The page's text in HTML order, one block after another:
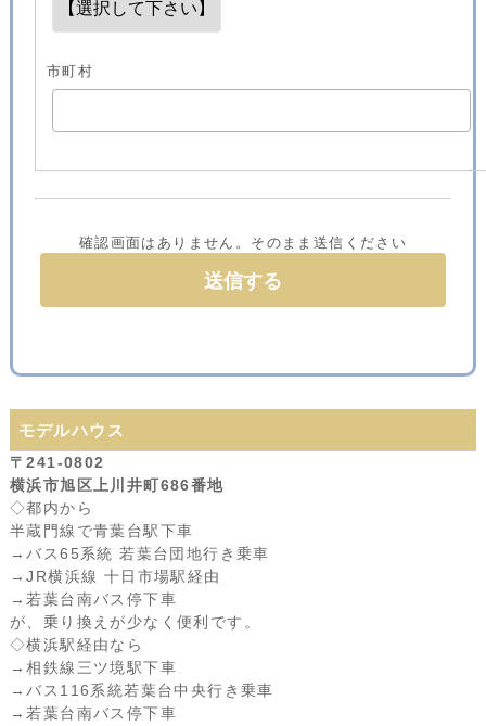
市町村
確認画面はありません。そのまま送信ください
モデルハウス
〒241-0802
横浜市旭区上川井町686番地
◇都内から
半蔵門線で青葉台駅下車
→バス65系統 若葉台団地行き乗車
→JR横浜線 十日市場駅経由
→若葉台南バス停下車
が、乗り換えが少なく便利です。
◇横浜駅経由なら
→相鉄線三ツ境駅下車
→バス116系統若葉台中央行き乗車
→若葉台南バス停下車